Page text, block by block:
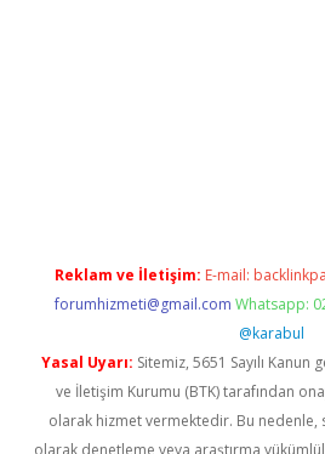
Reklam ve İletişim: E-mail:
forumhizmeti@gmail.com Whatsapp:
@karabul
Yasal Uyarı: Sitemiz, 5651 Sayılı
ve İletişim Kurumu (BTK) tarafından
olarak hizmet vermektedir. Bu
olarak denetleme veya araştırma